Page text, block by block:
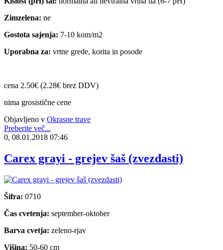
Zimzelena: ne
Gostota sajenja: 7-10 kom/m2
Uporabna za: vrtne grede, korita in posode
cena 2.50€ (2.28€ brez DDV)
nima grosistične cene
Objavljeno v Okrasne trave
Preberite več...
0, 08.01.2018 07:46
Carex grayi - grejev šaš (zvezdasti)
Šifra: 0710
Čas cvetenja: september-oktober
Barva cvetja: zeleno-rjav
Višina: 50-60 cm